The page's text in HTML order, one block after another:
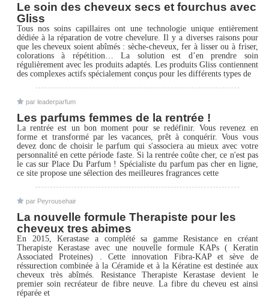
Le soin des cheveux secs et fourchus avec
Gliss
Tous nos soins capillaires ont une technologie unique entièrement
dédiée à la réparation de votre chevelure. Il y a diverses raisons pour
que les cheveux soient abîmés : sèche-cheveux, fer à lisser ou à friser,
colorations à répétition… La solution est d’en prendre soin
régulièrement avec les produits adaptés. Les produits Gliss contiennent
des complexes actifs spécialement conçus pour les différents types de
par leaderparfum
Les parfums femmes de la rentrée !
La rentrée est un bon moment pour se redéfinir. Vous revenez en
forme et transformé par les vacances, prêt à conquérir. Vous vous
devez donc de choisir le parfum qui s'associera au mieux avec votre
personnalité en cette période faste. Si la rentrée coûte cher, ce n'est pas
le cas sur Place Du Parfum ! Spécialiste du parfum pas cher en ligne,
ce site propose une sélection des meilleures fragrances cette
par Peyrousehair
La nouvelle formule Therapiste pour les
cheveux tres abimes
En 2015, Kerastase a complété sa gamme Resistance en créant
Therapiste Kerastase avec une nouvelle formule KAPs ( Keratin
Associated Proteines) . Cette innovation Fibra-KAP et sève de
réssurection combinée à la Céramide et à la Kératine est destinée aux
cheveux très abîmés. Resistance Therapiste Kerastase devient le
premier soin recréateur de fibre neuve. La fibre du cheveu est ainsi
réparée et